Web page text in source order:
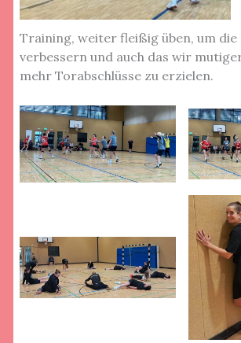
Training, weiter fleißig üben, um die
verbessern und auch das wir
mehr Torabschlüsse zu erzielen.